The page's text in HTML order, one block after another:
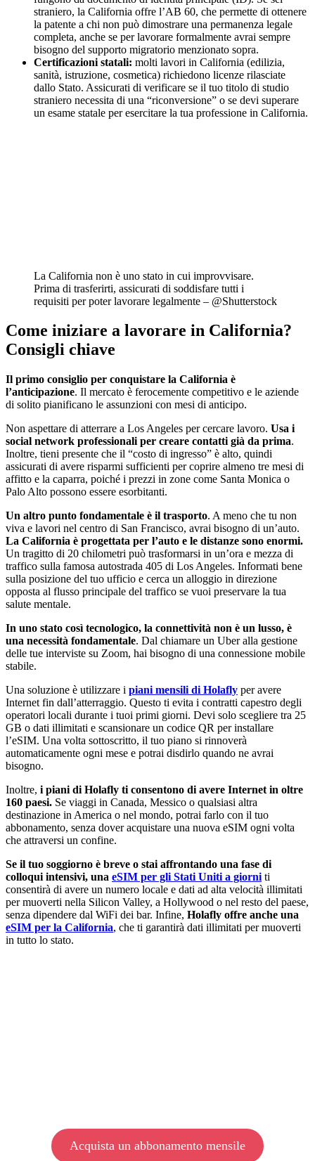
straniero, la California offre l’AB 60, che permette di ottenere
la patente a chi non può dimostrare una permanenza legale
completa, anche se per lavorare formalmente avrai sempre
bisogno del supporto migratorio menzionato sopra.
Certificazioni statali: molti lavori in California (edilizia,
sanità, istruzione, cosmetica) richiedono licenze rilasciate
dallo Stato. Assicurati di verificare se il tuo titolo di studio
straniero necessita di una “riconversione” o se devi superare
un esame statale per esercitare la tua professione in California.
La California non è uno stato in cui improvvisare.
Prima di trasferirti, assicurati di soddisfare tutti i
requisiti per poter lavorare legalmente – @Shutterstock
Come iniziare a lavorare in California?
Consigli chiave
Il primo consiglio per conquistare la California è
l’anticipazione. Il mercato è ferocemente competitivo e le aziende
di solito pianificano le assunzioni con mesi di anticipo.
Non aspettare di atterrare a Los Angeles per cercare lavoro. Usa i
social network professionali per creare contatti già da prima.
Inoltre, tieni presente che il “costo di ingresso” è alto, quindi
assicurati di avere risparmi sufficienti per coprire almeno tre mesi di
affitto e la caparra, poiché i prezzi in zone come Santa Monica o
Palo Alto possono essere esorbitanti.
Un altro punto fondamentale è il trasporto. A meno che tu non
viva e lavori nel centro di San Francisco, avrai bisogno di un’auto.
La California è progettata per l’auto e le distanze sono enormi.
Un tragitto di 20 chilometri può trasformarsi in un’ora e mezza di
traffico sulla famosa autostrada 405 di Los Angeles. Informati bene
sulla posizione del tuo ufficio e cerca un alloggio in direzione
opposta al flusso principale del traffico se vuoi preservare la tua
salute mentale.
In uno stato così tecnologico, la connettività non è un lusso, è
una necessità fondamentale. Dal chiamare un Uber alla gestione
delle tue interviste su Zoom, hai bisogno di una connessione mobile
stabile.
Una soluzione è utilizzare i piani mensili di Holafly per avere
Internet fin dall’atterraggio. Questo ti evita i contratti capestro degli
operatori locali durante i tuoi primi giorni. Devi solo scegliere tra 25
GB o dati illimitati e scansionare un codice QR per installare
l’eSIM. Una volta sottoscritto, il tuo piano si rinnoverà
automaticamente ogni mese e potrai disdirlo quando ne avrai
bisogno.
Inoltre, i piani di Holafly ti consentono di avere Internet in oltre
160 paesi. Se viaggi in Canada, Messico o qualsiasi altra
destinazione in America o nel mondo, potrai farlo con il tuo
abbonamento, senza dover acquistare una nuova eSIM ogni volta
che attraversi un confine.
Se il tuo soggiorno è breve o stai affrontando una fase di
colloqui intensivi, una eSIM per gli Stati Uniti a giorni ti
consentirà di avere un numero locale e dati ad alta velocità illimitati
per muoverti nella Silicon Valley, a Hollywood o nel resto del paese,
senza dipendere dal WiFi dei bar. Infine, Holafly offre anche una
eSIM per la California, che ti garantirà dati illimitati per muoverti
in tutto lo stato.
Acquista un abbonamento mensile